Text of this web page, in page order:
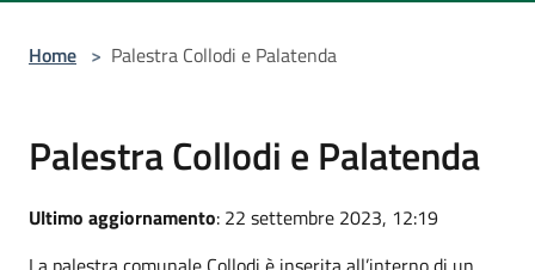
Home > Palestra Collodi e Palatenda
Palestra Collodi e Palatenda
Ultimo aggiornamento: 22 settembre 2023, 12:19